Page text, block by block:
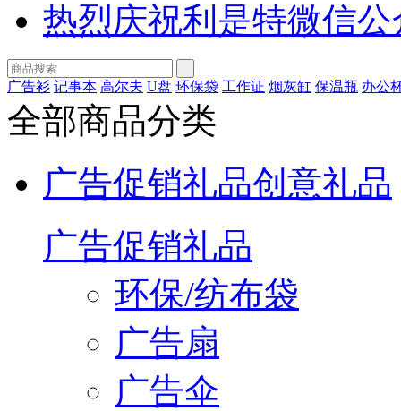
热烈庆祝利是特微信
广告衫 记事本 高尔夫 U盘 环保袋 工作证 烟灰缸 保温瓶 办公
全部商品分类
广告促销礼品创意礼品
广告促销礼品
环保/纺布袋
广告扇
广告伞